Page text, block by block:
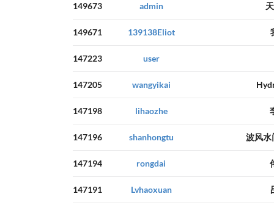
149673 admin
149671 139138Eliot
147223 user
147205 wangyikai
147198 lihaozhe
147196 shanhongtu 波风水
147194 rongdai
147191 Lvhaoxuan